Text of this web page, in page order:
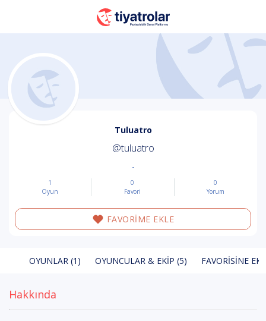
Tuluatro
@tuluatro
-
1
Oyun
0
Favori
0
Yorum
FAVORİME EKLE
OYUNLAR (1) OYUNCULAR & EKIP (5) FAVORISINE
Hakkında